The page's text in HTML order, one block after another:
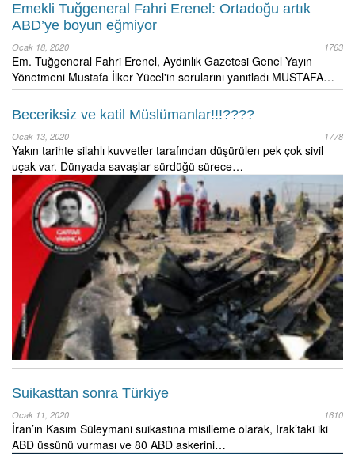
Emekli Tuğgeneral Fahri Erenel: Ortadoğu artık
ABD’ye boyun eğmiyor
Ocak 18, 2020 1763
Em. Tuğgeneral Fahri Erenel, Aydınlık Gazetesi Genel Yayın
Yönetmeni Mustafa İlker Yücel'in sorularını yanıtladı MUSTAFA…
Beceriksiz ve katil Müslümanlar!!!????
Ocak 13, 2020 1778
Yakın tarihte silahlı kuvvetler tarafından düşürülen pek çok sivil
uçak var. Dünyada savaşlar sürdüğü sürece…
Suikasttan sonra Türkiye
Ocak 11, 2020 1610
İran’ın Kasım Süleymani suikastına misilleme olarak, Irak’taki iki
ABD üssünü vurması ve 80 ABD askerini…